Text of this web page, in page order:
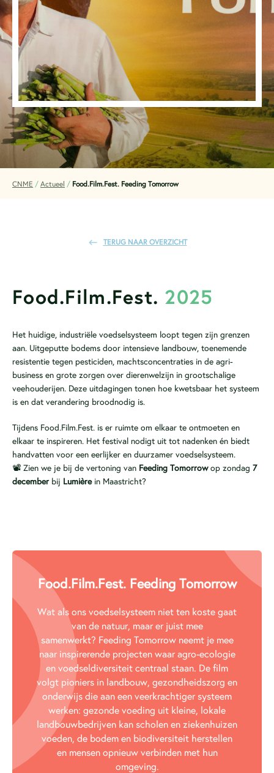
CNME / Actueel / Food.Film.Fest. Feeding Tomorrow
TERUG NAAR OVERZICHT
Food.Film.Fest. 2025
Het huidige, industriële voedselsysteem loopt tegen zijn grenzen
aan. Uitgeputte bodems door intensieve landbouw, toenemende
resistentie tegen pesticiden, machtsconcentraties in de agri-
business en grote zorgen over dierenwelzijn in grootschalige
veehouderijen. Deze uitdagingen tonen hoe kwetsbaar het systeem
is en dat verandering broodnodig is.
Tijdens Food.Film.Fest. is er ruimte om elkaar te ontmoeten en
elkaar te inspireren. Het festival nodigt uit tot nadenken én biedt
handvatten voor een eerlijker en duurzamer voedselsysteem.
📽️ Zien we je bij de vertoning van Feeding Tomorrowop zondag 7
decemberbij Lumièrein Maastricht?
Food.Film.Fest. Feeding Tomorrow
Wat als ons voedselsysteem niet ten koste gaat
van de natuur, maar er juist mee
samenwerkt? Feeding Tomorrow neemt je mee
naar inspirerende projecten waar agro-ecologie
en voedseldiversiteit centraal staan. De film
volgt pioniers in landbouw, gezondheidszorg en
onderwijs die aan een veerkrachtiger systeem
werken: gezonde voeding uit kleine, lokale
landbouwbedrijven kan scholen en ziekenhuizen
voeden, de bodem en biodiversiteit herstellen
en mensen opnieuw verbinden met hun
omgeving.